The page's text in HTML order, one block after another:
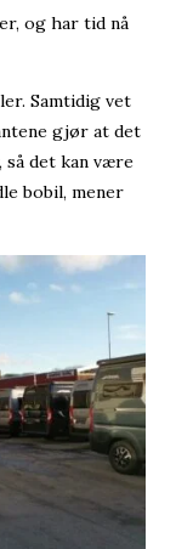
og har tid nå
Samtidig vet
gjør at det
det kan være
bobil, mener